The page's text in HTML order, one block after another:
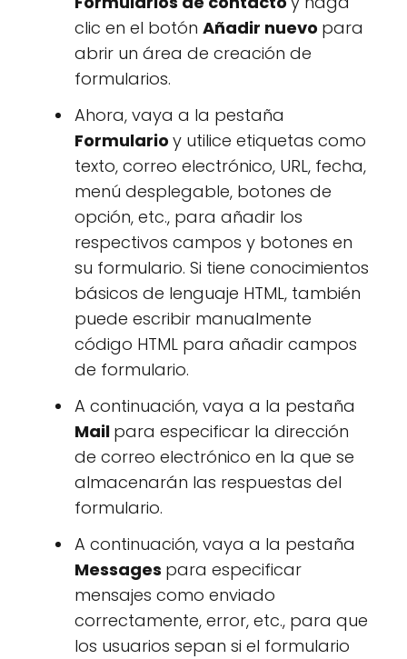
clic en el botón Añadir nuevo para
abrir un área de creación de
formularios.
Ahora, vaya a la pestaña
Formulario y utilice etiquetas como
texto, correo electrónico, URL, fecha,
menú desplegable, botones de
opción, etc., para añadir los
respectivos campos y botones en
su formulario. Si tiene conocimientos
básicos de lenguaje HTML, también
puede escribir manualmente
código HTML para añadir campos
de formulario.
A continuación, vaya a la pestaña
Mail para especificar la dirección
de correo electrónico en la que se
almacenarán las respuestas del
formulario.
A continuación, vaya a la pestaña
Messages para especificar
mensajes como enviado
correctamente, error, etc., para que
los usuarios sepan si el formulario